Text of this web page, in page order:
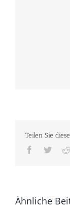
Teilen Sie
Facebook
Twitter
Ähnliche